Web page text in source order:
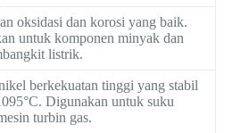
oksidasi dan korosi yang baik.
untuk komponen minyak dan
listrik.
berkekuatan tinggi yang stabil
Digunakan untuk suku
turbin gas.